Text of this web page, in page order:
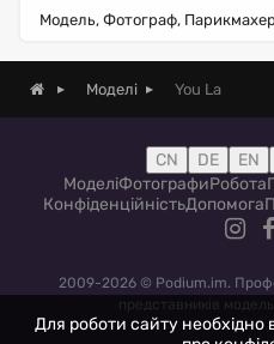
Модель, Фотограф,
Моделі You La
CN DE EN
МоделіФотографиРобота
КонфіденційністьДопомога
2009-2026 © Podium.im.
представників
Для роботи сайту